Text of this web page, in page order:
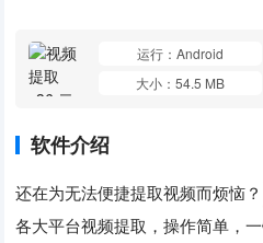
运行：Android
大小：54.5 MB
软件介绍
还在为无法便捷提取视频而烦恼？
各大平台视频提取，操作简单，